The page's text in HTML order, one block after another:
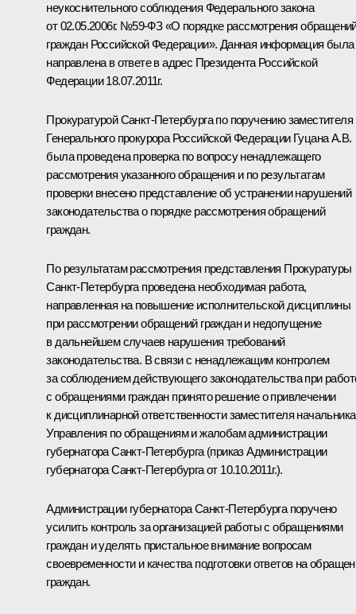
неукоснительного соблюдения Федерального закона
от 02.05.2006г. №59-ФЗ «О порядке рассмотрения
граждан Российской Федерации». Данная информация была
направлена в ответе в адрес Президента Российской
Федерации 18.07.2011г.
Прокуратурой Санкт-Петербурга по поручению заместителя
Генерального прокурора Российской Федерации Гуцана А.В.
была проведена проверка по вопросу ненадлежащего
рассмотрения указанного обращения и по результатам
проверки внесено представление об устранении нарушений
законодательства о порядке рассмотрения обращений
граждан.
По результатам рассмотрения представления Прокуратуры
Санкт-Петербурга проведена необходимая работа,
направленная на повышение исполнительской дисциплины
при рассмотрении обращений граждан и недопущение
в дальнейшем случаев нарушения требований
законодательства. В связи с ненадлежащим контролем
за соблюдением действующего законодательства при
с обращениями граждан принято решение о привлечении
к дисциплинарной ответственности заместителя начальника
Управления по обращениям и жалобам администрации
губернатора Санкт-Петербурга (приказ Администрации
губернатора Санкт-Петербурга от 10.10.2011г.).
Администрации губернатора Санкт-Петербурга поручено
усилить контроль за организацией работы с обращениями
граждан и уделять пристальное внимание вопросам
своевременности и качества подготовки ответов на
граждан.